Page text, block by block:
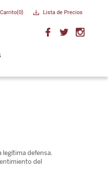
Lista de Precios
0)
legítima defensa.
del